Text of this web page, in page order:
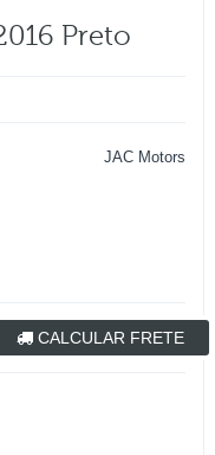
Preto
JAC Motors
CALCULAR FRETE